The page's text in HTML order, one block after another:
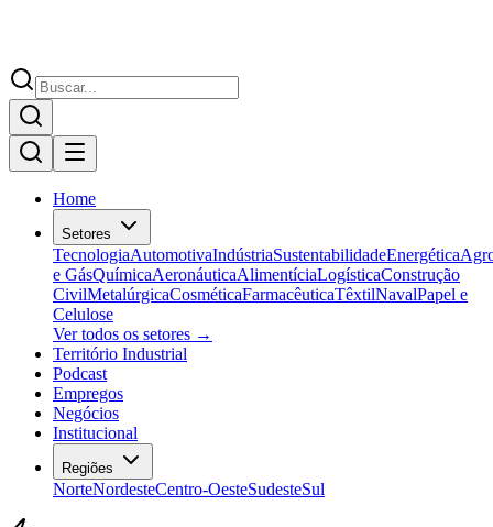
Home
Setores
TecnologiaAutomotivaIndústriaSustentabilidadeEnergética
e GásQuímicaAeronáuticaAlimentíciaLogísticaConstrução
CivilMetalúrgicaCosméticaFarmacêuticaTêxtilNavalPapel e
Celulose
Ver todos os setores →
Território Industrial
Podcast
Empregos
Negócios
Institucional
Regiões
NorteNordesteCentro-OesteSudesteSul